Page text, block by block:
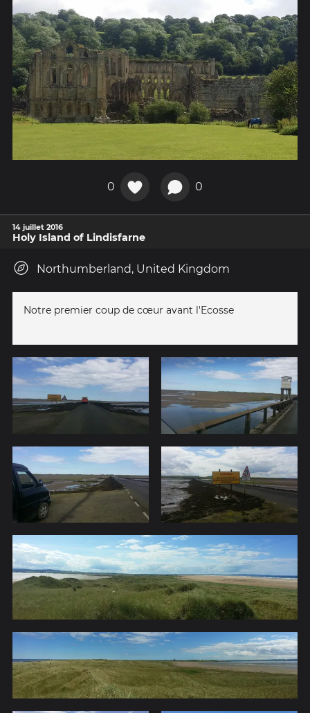
0 0
14 juillet 2016
Holy Island of Lindisfarne
Northumberland, United Kingdom
Notre premier coup de cœur avant l'Ecosse